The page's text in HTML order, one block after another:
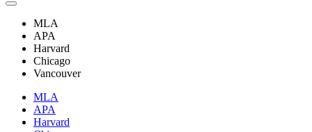
MLA
APA
Harvard
Chicago
Vancouver
MLA
APA
Harvard